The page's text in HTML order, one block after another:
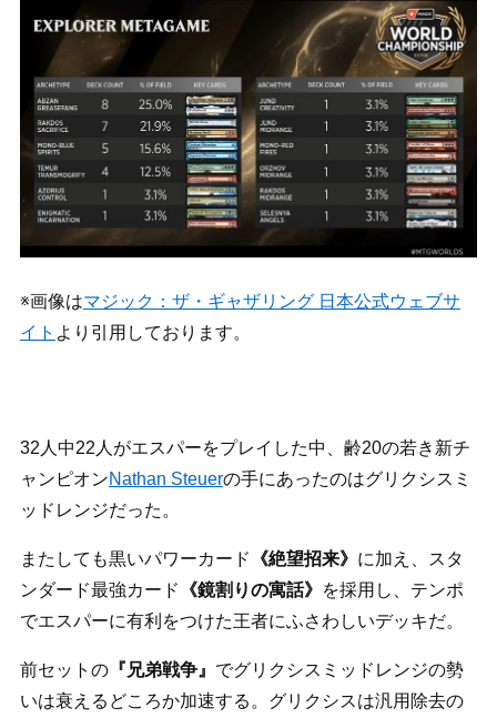
※画像はマジック：ザ・ギャザリング 日本公式ウェブサ
イト より引用しております。
32人中22人がエスパーをプレイした中、齢20の若き新チ
ャンピオンNathan Steuerの手にあったのはグリクシスミ
ッドレンジだった。
またしても黒いパワーカード 《絶望招来》 に加え、スタ
ンダード最強カード
《鏡割りの寓話》 を採用し、テンポ
でエスパーに有利をつけた王者にふさわしいデッキだ。
前セットの『兄弟戦争』 でグリクシスミッドレンジの勢
いは衰えるどころか加速する。グリクシスは汎用除去の